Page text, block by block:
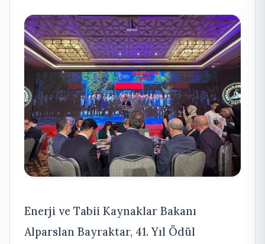
Enerji ve Tabii Kaynaklar Bakanı
Alparslan Bayraktar, 41. Yıl Ödül